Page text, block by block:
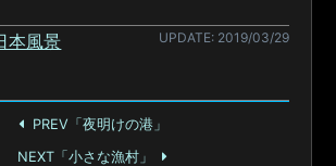
本風景 UPDATE: 2019/03/29
PREV「夜明けの港」
NEXT「小さな漁村」